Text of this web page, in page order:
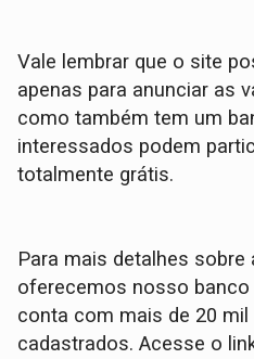
Vale lembrar que o site
apenas para anunciar as
como também tem um
interessados podem
totalmente grátis.
Para mais detalhes sobre
oferecemos nosso banco
conta com mais de 20
cadastrados. Acesse o